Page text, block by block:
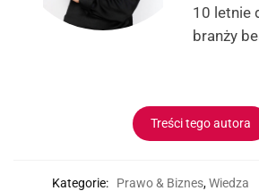
10 letnie
branży
Treści tego autora
Kategorie: Prawo & Biznes,Wiedza